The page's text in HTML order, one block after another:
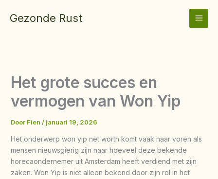
naarGezonde Rust
Het grote succes en
vermogen van Won Yip
Door Fien / januari 19, 2026
Het onderwerp won yip net worth komt vaak naar voren als
mensen nieuwsgierig zijn naar hoeveel deze bekende
horecaondernemer uit Amsterdam heeft verdiend met zijn
zaken. Won Yip is niet alleen bekend door zijn rol in het